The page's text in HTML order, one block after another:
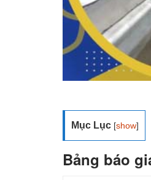
Mục Lục [show]
Bảng báo